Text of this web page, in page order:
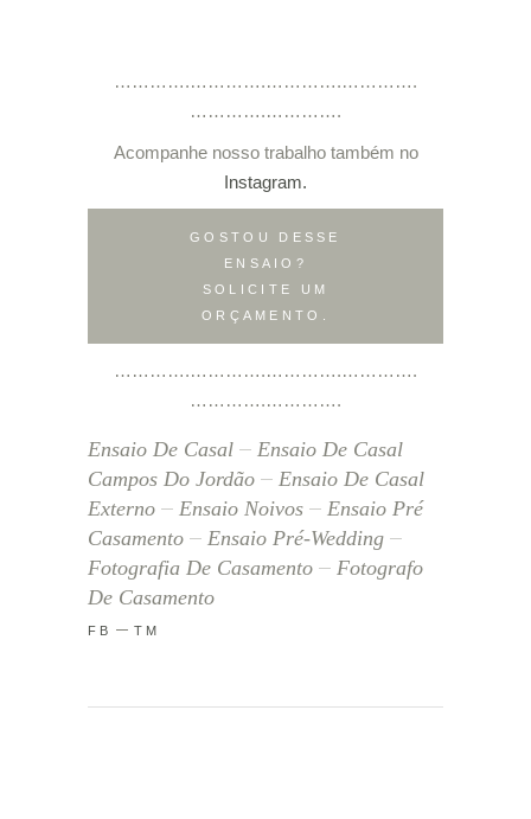
………….………….………….………….
………….………….
Acompanhe nosso trabalho também no
Instagram.
GOSTOU DESSE
ENSAIO?
SOLICITE UM
ORÇAMENTO.
………….………….………….………….
………….………….
Ensaio De Casal
Ensaio De Casal
Campos Do Jordão
Ensaio De Casal
Externo
Ensaio Noivos
Ensaio Pré
Casamento
Ensaio Pré-Wedding
Fotografia De Casamento
Fotografo
De Casamento
FB TM